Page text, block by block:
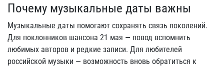
Почему музыкальные даты важны
Музыкальные даты помогают сохранять связь поколений.
Для поклонников шансона 21 мая — повод вспомнить
любимых авторов и редкие записи. Для любителей
российской музыки — возможность вновь обратиться к